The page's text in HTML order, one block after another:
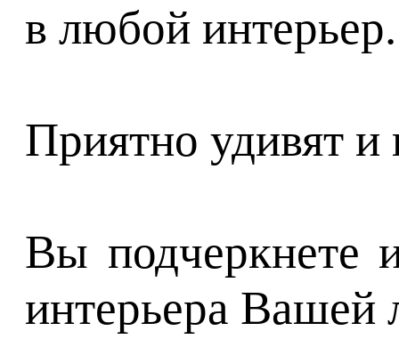
в любой интерьер.
Приятно удивят
Вы подчеркнете
интерьера